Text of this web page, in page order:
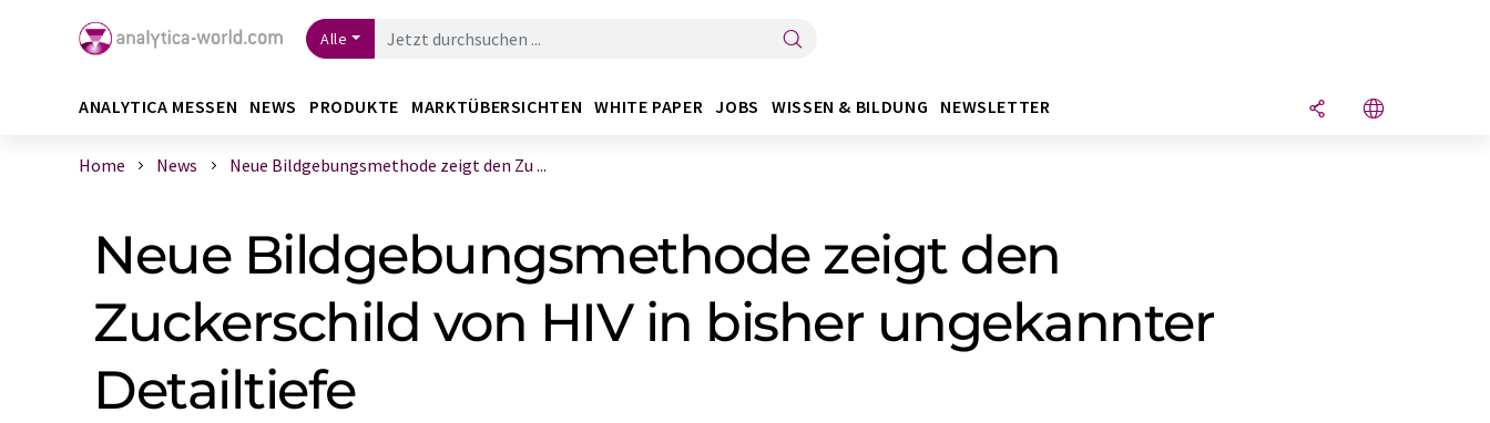
Alle
ANALYTICA MESSEN NEWS PRODUKTE MARKTÜBERSICHTEN WHITE PAPER JOBS WISSEN & BILDUNG NEWSLETTER
Home News Neue Bildgebungsmethode zeigt den Zu ...
Neue Bildgebungsmethode zeigt den
Zuckerschild von HIV in bisher ungekannter
Detailtiefe